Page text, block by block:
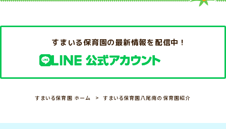
すまいる保育園の最新情報を配信中！
すまいる保育園 ホーム すまいる保育園八尾南の保育園紹介